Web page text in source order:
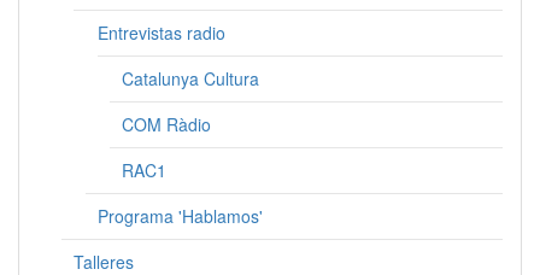
Entrevistas radio
Catalunya Cultura
COM Ràdio
RAC1
Programa 'Hablamos'
Talleres